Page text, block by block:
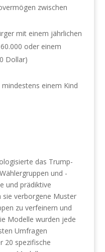
zwischen
mit einem jährlichen
oder einem
Dollar)
einem Kind
das Trump-
und -
und prädiktive
sie verborgene Muster
zu verfeinern und
Modelle wurden jede
Umfragen
20 spezifische